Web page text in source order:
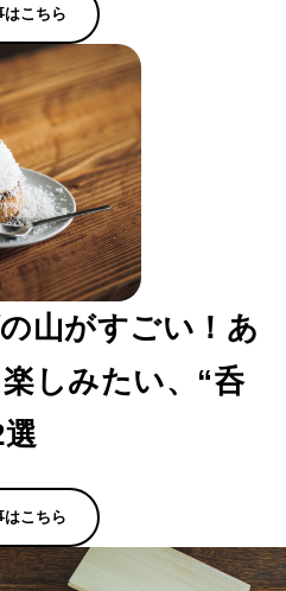
はこちら
山がすごい！あ
しみたい、“呑
はこちら